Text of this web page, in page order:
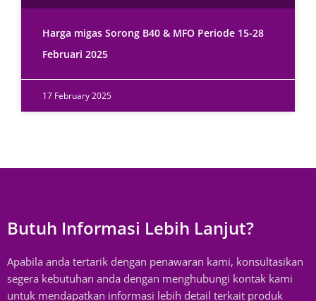
Harga migas Sorong B40 & MFO Periode 15-28
Februari 2025
17 February 2025
Butuh Informasi Lebih Lanjut?
Apabila anda tertarik dengan penawaran kami, konsultasikan
segera kebutuhan anda dengan menghubungi kontak kami
untuk mendapatkan informasi lebih detail terkait produk